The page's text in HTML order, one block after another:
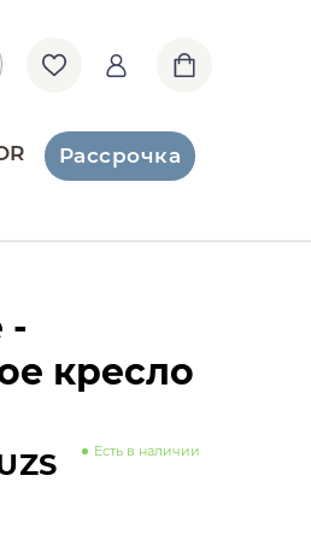
Рассрочка
-
кресло
Есть в наличии